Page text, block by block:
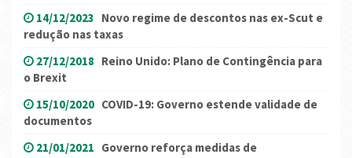
14/12/2023 Novo regime de descontos nas ex-Scut e
redução nas taxas
27/12/2018 Reino Unido: Plano de Contingência para
o Brexit
15/10/2020 COVID-19: Governo estende validade de
documentos
21/01/2021 Governo reforça medidas de